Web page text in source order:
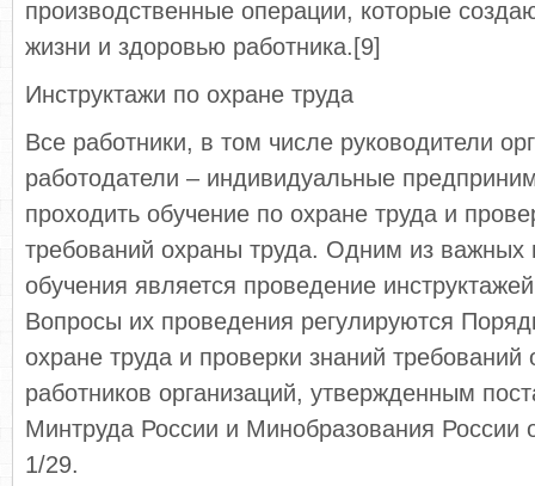
производственные операции, которые
жизни и здоровью работника.[9]
Инструктажи по охране труда
Все работники, в том числе руководители
работодатели – индивидуальные
проходить обучение по охране труда и
требований охраны труда. Одним из важных
обучения является проведение
Вопросы их проведения регулируются
охране труда и проверки знаний требований
работников организаций, утвержденным
Минтруда России и Минобразования
1/29.